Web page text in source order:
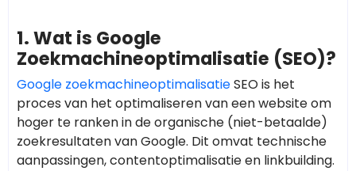
1. Wat is Google
Zoekmachineoptimalisatie (SEO)?
Google zoekmachineoptimalisatieSEO is het
proces van het optimaliseren van een website om
hoger te ranken in de organische (niet-betaalde)
zoekresultaten van Google. Dit omvat technische
aanpassingen, contentoptimalisatie en linkbuilding.